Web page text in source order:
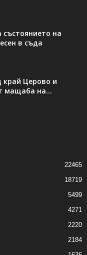
състоянието на
в съда
край Церово и
мащаба на...
22465
18719
5499
4271
2220
2184